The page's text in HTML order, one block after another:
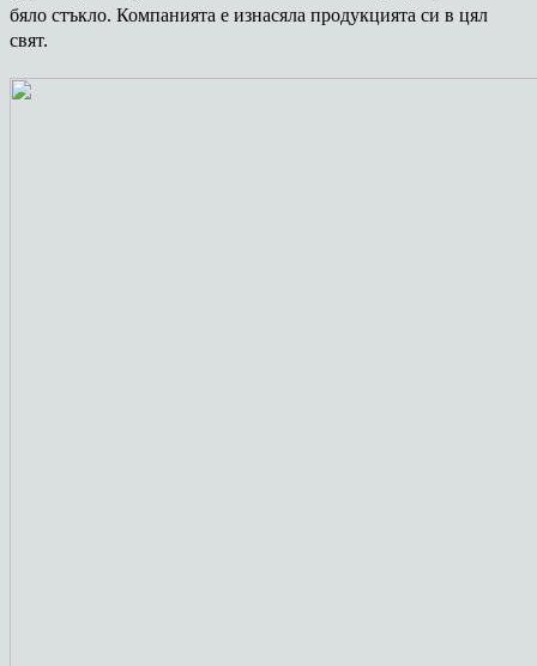
бяло стъкло. Компанията е изнасяла продукцията си в цял
свят.